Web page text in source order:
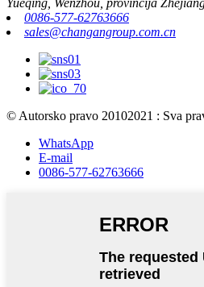
Yueqing, Wenzhou, provincija
0086-577-62763666
sales@changangroup.com.cn
© Autorsko pravo 20102021 : Sva
WhatsApp
E-mail
0086-577-62763666